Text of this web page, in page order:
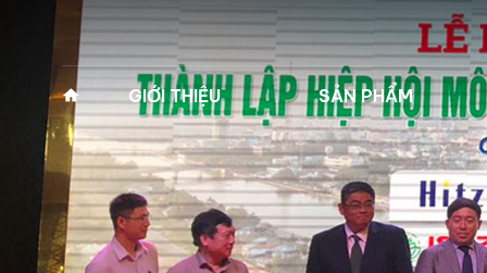
GIỚI THIỆU
Về Pan Trading
Lịch sử hình thành
Tầm nhìn - Sứ mệnh
SẢN PHẨM
MÁY GIẶT VẮT CÔNG
NGHIỆP
Máy giặt công nghiệp
Fagor
MÁY GIẶT Y TẾ 2
(MÁY GIẶT BỆNH
Máy giặt y tế 2 cửa
Máy giặt y tế 2 cửa